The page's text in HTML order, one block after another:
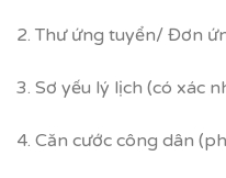
2. Thư ứng tuyển/ Đơn
3. Sơ yếu lý lịch (có xác
4. Căn cước công dân